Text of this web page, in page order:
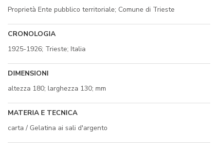
Proprietà Ente pubblico territoriale; Comune di Trieste
CRONOLOGIA
1925-1926; Trieste; Italia
DIMENSIONI
altezza 180; larghezza 130; mm
MATERIA E TECNICA
carta / Gelatina ai sali d'argento